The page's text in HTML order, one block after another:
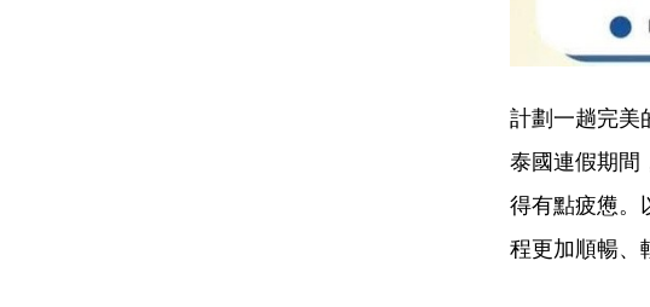
計劃一趟完美
泰國連假期間
得有點疲憊。
程更加順暢、